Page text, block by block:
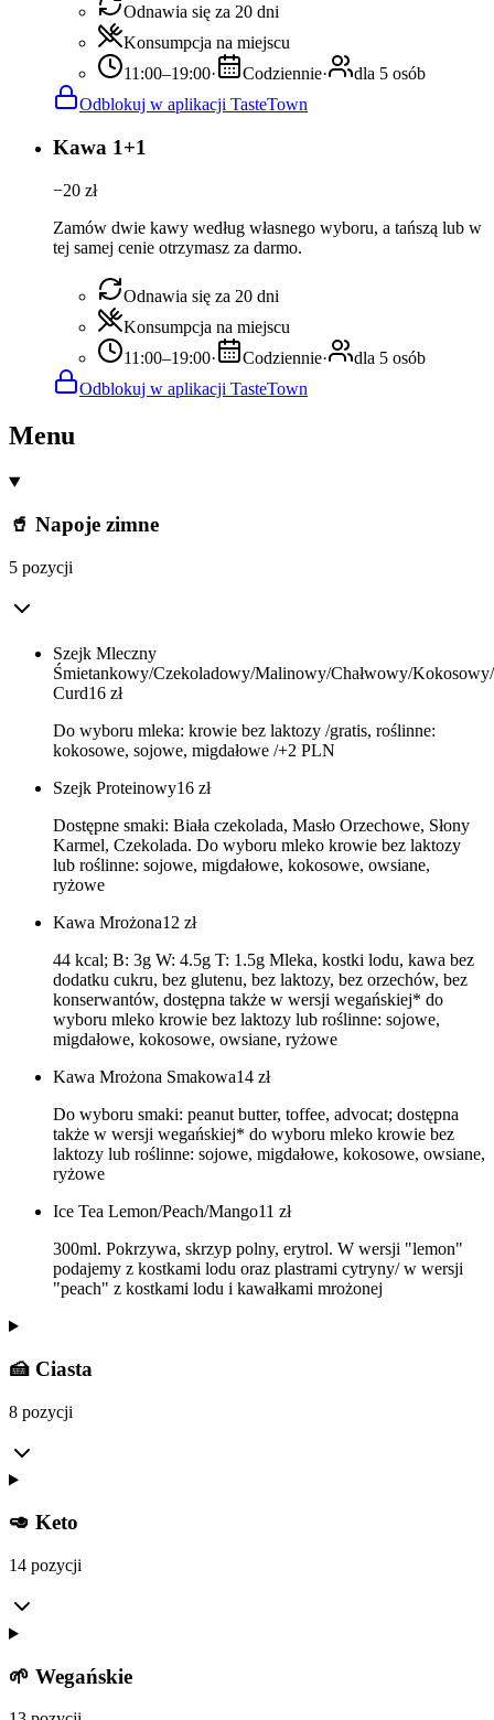
Odnawia się za 20 dni
Konsumpcja na miejscu
11:00–19:00· Codziennie·
dla 5 osób
Odblokuj w aplikacji TasteTown
Kawa 1+1
−20 zł
Zamów dwie kawy według własnego wyboru, a tańszą lub w
tej samej cenie otrzymasz za darmo.
Odnawia się za 20 dni
Konsumpcja na miejscu
11:00–19:00· Codziennie·
dla 5 osób
Odblokuj w aplikacji TasteTown
Menu
🥤 Napoje zimne
5 pozycji
Szejk Mleczny
Śmietankowy/Czekoladowy/Malinowy/Chałwowy/
Curd16 zł
Do wyboru mleka: krowie bez laktozy /gratis, roślinne:
kokosowe, sojowe, migdałowe /+2 PLN
Szejk Proteinowy16 zł
Dostępne smaki: Biała czekolada, Masło Orzechowe, Słony
Karmel, Czekolada. Do wyboru mleko krowie bez laktozy
lub roślinne: sojowe, migdałowe, kokosowe, owsiane,
ryżowe
Kawa Mrożona12 zł
44 kcal; B: 3g W: 4.5g T: 1.5g Mleka, kostki lodu, kawa bez
dodatku cukru, bez glutenu, bez laktozy, bez orzechów, bez
konserwantów, dostępna także w wersji wegańskiej* do
wyboru mleko krowie bez laktozy lub roślinne: sojowe,
migdałowe, kokosowe, owsiane, ryżowe
Kawa Mrożona Smakowa14 zł
Do wyboru smaki: peanut butter, toffee, advocat; dostępna
także w wersji wegańskiej* do wyboru mleko krowie bez
laktozy lub roślinne: sojowe, migdałowe, kokosowe, owsiane,
ryżowe
Ice Tea Lemon/Peach/Mango11 zł
300ml. Pokrzywa, skrzyp polny, erytrol. W wersji "lemon"
podajemy z kostkami lodu oraz plastrami cytryny/ w wersji
"peach" z kostkami lodu i kawałkami mrożonej
🍰 Ciasta
8 pozycji
🥑 Keto
14 pozycji
🌱 Wegańskie